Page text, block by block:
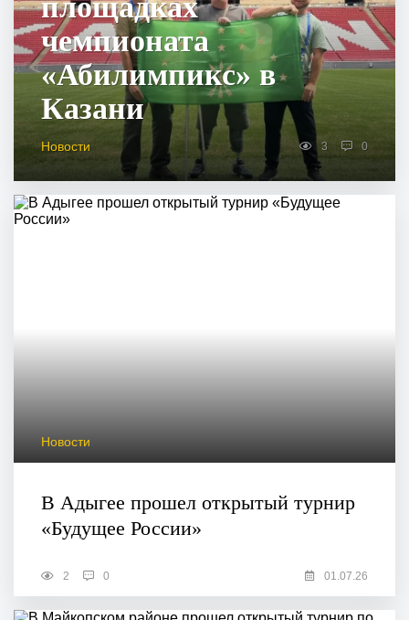
площадках
чемпионата
«Абилимпикс» в
Казани
Новости 3 0
Новости
В Адыгее прошел открытый турнир
«Будущее России»
2 0 01.07.26